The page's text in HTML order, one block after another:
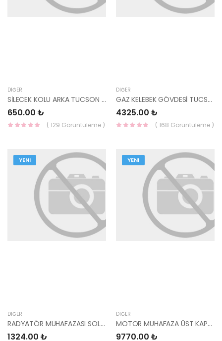
DIĞER
SİLECEK KOLU ARKA TUCSON 04 98811-2E500 HMC
650.00 ₺
( 129 Görüntüleme )
DIĞER
GAZ KELEBEK GÖVDESİ TUCSON 04 35100-27900 HMC
4325.00 ₺
( 168 Görüntüleme )
YENI
DIĞER
RADYATÖR MUHAFAZASI SOL TUCSON 04 29135-2E000 HMC
1324.00 ₺
YENI
DIĞER
MOTOR MUHAFAZA ÜST KAPAK DİZEL TUCSON 04 29240-27250 HMC
9770.00 ₺